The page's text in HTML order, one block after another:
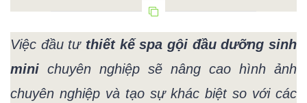
Việc đầu tư thiết kế spa gội đầu dưỡng sinh
mini chuyên nghiệp sẽ nâng cao hình ảnh
chuyên nghiệp và tạo sự khác biệt so với các